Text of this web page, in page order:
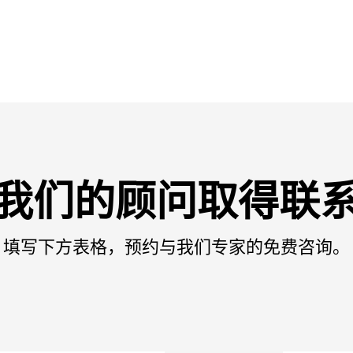
们的顾问取得联
填写下方表格，预约与我们专家的免费咨询。